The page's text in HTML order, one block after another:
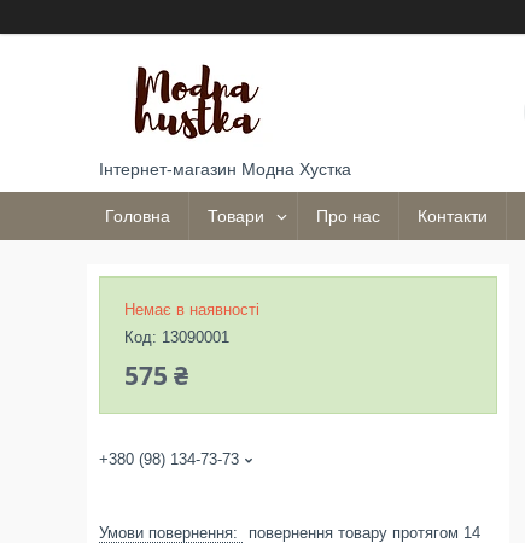
Інтернет-магазин Модна Хустка
Головна Товари Про нас Контакти
Немає в наявності
Код: 13090001
575 ₴
+380 (98) 134-73-73
повернення товару протягом 14